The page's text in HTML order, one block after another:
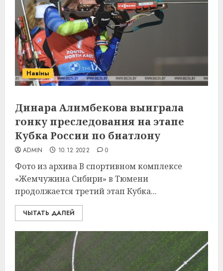
Навіны
Динара Алимбекова выиграла
гонку преследования на этапе
Кубка России по биатлону
ADMIN 10.12.2022 0
Фото из архива В спортивном комплексе
«Жемчужина Сибири» в Тюмени
продолжается третий этап Кубка...
ЧЫТАТЬ ДАЛЕЙ